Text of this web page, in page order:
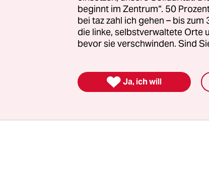
„Die Frau und der Sozialismus“
wird (neuerdings im Internet). 1921
durch einen Beschluss der „Zweiten
beginnt im Zentrum“. 50
bei taz zahl ich gehen – bis
die linke, selbstverwaltete Orte
bevor sie verschwinden. Sind
 Ja, ich will